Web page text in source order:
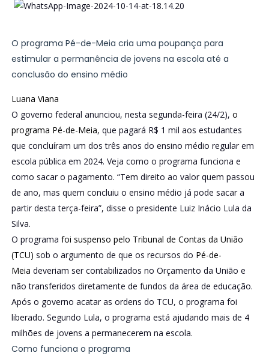
O programa Pé-de-Meia cria uma poupança para
estimular a permanência de jovens na escola até a
conclusão do ensino médio
Luana Viana
O governo federal anunciou, nesta segunda-feira (24/2), o
programa Pé-de-Meia, que pagará R$ 1 mil aos estudantes
que concluíram um dos três anos do ensino médio regular em
escola pública em 2024. Veja como o programa funciona e
como sacar o pagamento. “Tem direito ao valor quem passou
de ano, mas quem concluiu o ensino médio já pode sacar a
partir desta terça-feira”, disse o presidente Luiz Inácio Lula da
Silva.
O programa foi suspenso pelo Tribunal de Contas da União
(TCU) sob o argumento de que os recursos do Pé-de-
Meia deveriam ser contabilizados no Orçamento da União e
não transferidos diretamente de fundos da área de educação.
Após o governo acatar as ordens do TCU, o programa foi
liberado. Segundo Lula, o programa está ajudando mais de 4
milhões de jovens a permanecerem na escola.
Como funciona o programa